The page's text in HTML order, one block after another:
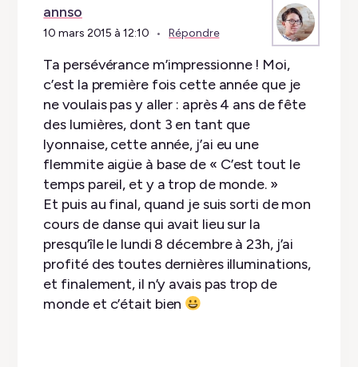
annso
10 mars 2015 à 12:10 Répondre
Ta persévérance m’impressionne ! Moi,
c’est la première fois cette année que je
ne voulais pas y aller : après 4 ans de fête
des lumières, dont 3 en tant que
lyonnaise, cette année, j’ai eu une
flemmite aigüe à base de « C’est tout le
temps pareil, et y a trop de monde. »
Et puis au final, quand je suis sorti de mon
cours de danse qui avait lieu sur la
presqu’île le lundi 8 décembre à 23h, j’ai
profité des toutes dernières illuminations,
et finalement, il n’y avais pas trop de
monde et c’était bien